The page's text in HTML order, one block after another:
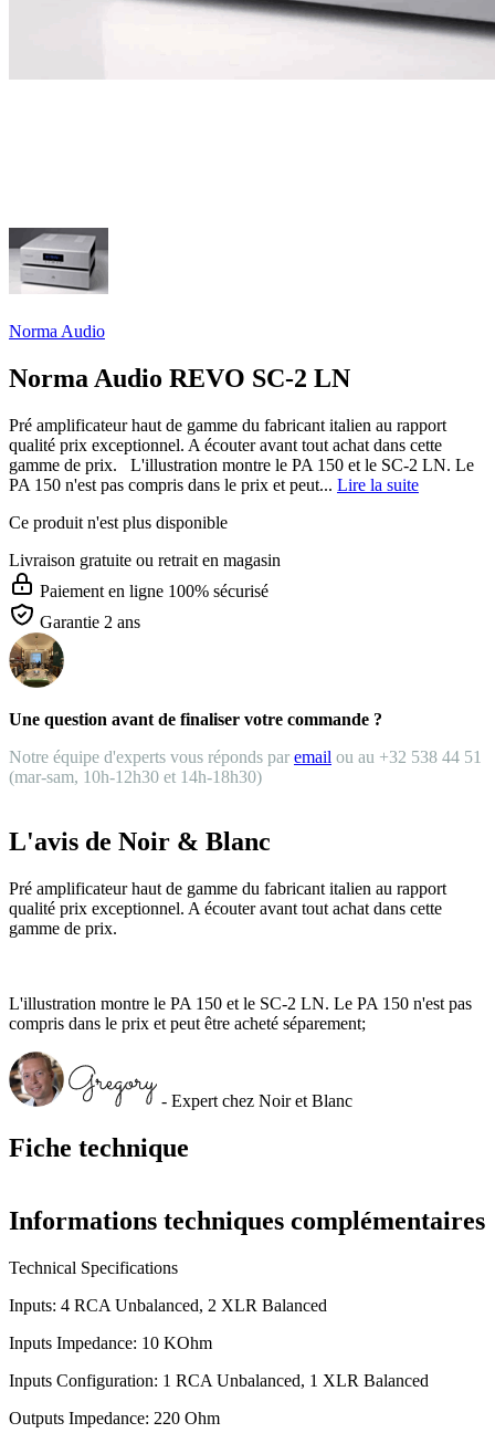
Norma Audio
Norma Audio REVO SC-2 LN
Pré amplificateur haut de gamme du fabricant italien au rapport
qualité prix exceptionnel. A écouter avant tout achat dans cette
gamme de prix. L'illustration montre le PA 150 et le SC-2 LN. Le
PA 150 n'est pas compris dans le prix et peut... Lire la suite
Ce produit n'est plus disponible
Livraison gratuite ou retrait en magasin
Paiement en ligne 100% sécurisé
Garantie 2 ans
Une question avant de finaliser votre commande ?
Notre équipe d'experts vous réponds par email ou au +32 538 44 51
(mar-sam, 10h-12h30 et 14h-18h30)
Fiche technique
Informations techniques complémentaires
Technical Specifications
Inputs: 4 RCA Unbalanced, 2 XLR Balanced
Inputs Impedance: 10 KOhm
Inputs Configuration: 1 RCA Unbalanced, 1 XLR Balanced
Outputs Impedance: 220 Ohm
L'avis de Noir & Blanc
Pré amplificateur haut de gamme du fabricant italien au rapport
qualité prix exceptionnel. A écouter avant tout achat dans cette
gamme de prix.
L'illustration montre le PA 150 et le SC-2 LN. Le PA 150 n'est pas
compris dans le prix et peut être acheté séparement;
- Expert chez Noir et Blanc